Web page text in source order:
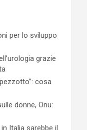
per lo sviluppo
grazie
cosa
donne, Onu:
Italia sarebbe il